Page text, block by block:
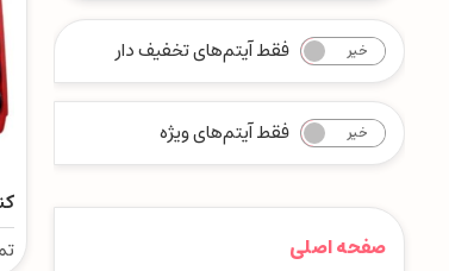
بله خیر فقط آیتم‌های تخفیف دار
بله خیر فقط آیتم‌های ویژه
صفحه اصلی